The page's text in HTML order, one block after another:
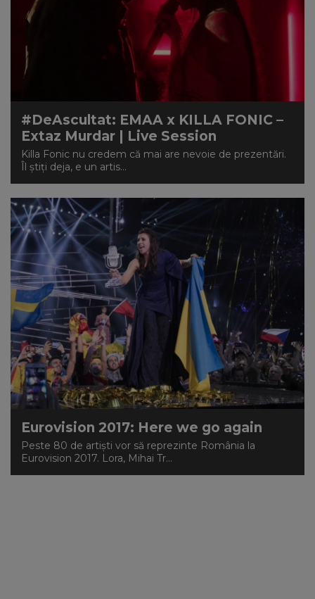
#DeAscultat: EMAA x KILLA FONIC –
Extaz Murdar | Live Session
Killa Fonic nu credem că mai are nevoie de prezentări.
Îl știți deja, e un artis...
Eurovision 2017: Here we go again
Peste 80 de artişti vor să reprezinte România la
Eurovision 2017. Lora, Mihai Tr...